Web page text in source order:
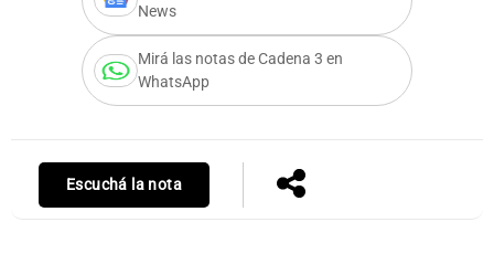
News
Mirá las notas de Cadena 3 en
WhatsApp
Escuchá la nota